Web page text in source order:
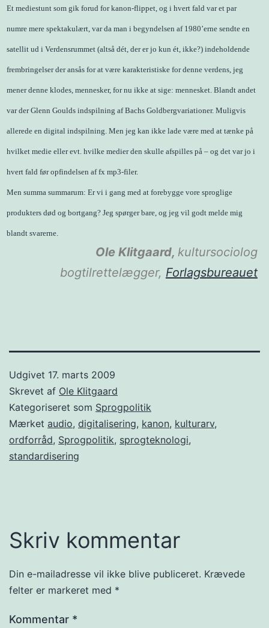
Et mediestunt som gik forud for kanon-flippet, og i hvert fald var et par
numre mere spektakulært, var da man i begyndelsen af 1980’erne sendte en
satellit ud i Verdensrummet (altså dét, der er jo kun ét, ikke?) indeholdende
frembringelser der ansås for at være karakteristiske for denne verdens, jeg
mener denne klodes, mennesker, for nu ikke at sige: mennesket. Blandt andet
var der Glenn Goulds indspilning af Bachs Goldbergvariationer. Muligvis
allerede en digital indspilning. Men jeg kan ikke lade være med at tænke på
hvilket medie eller evt. hvilke medier den skulle afspilles på – og det var jo i
hvert fald før opfindelsen af fx mp3-filer.
Men summa summarum: Er vi i gang med at forebygge vore sproglige
produkters død og bortgang? Jeg spørger bare, og jeg vil godt melde mig
blandt svarerne.
Ole Klitgaard, kultursociolog
bogtilrettelægger, Forlagsbureauet
Udgivet 17. marts 2009
Skrevet af Ole Klitgaard
Kategoriseret som Sprogpolitik
Mærket audio, digitalisering, kanon, kulturarv,
ordforråd, Sprogpolitik, sprogteknologi,
standardisering
Skriv kommentar
Din e-mailadresse vil ikke blive publiceret. Krævede
felter er markeret med *
Kommentar *